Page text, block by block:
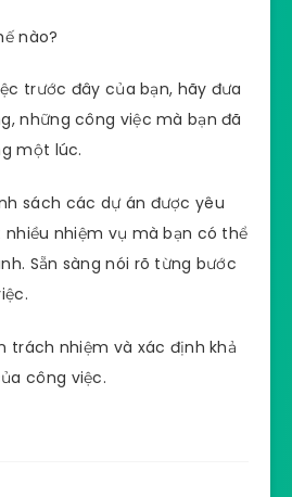
nào?
trước đây của bạn, hãy đưa
một lúc.